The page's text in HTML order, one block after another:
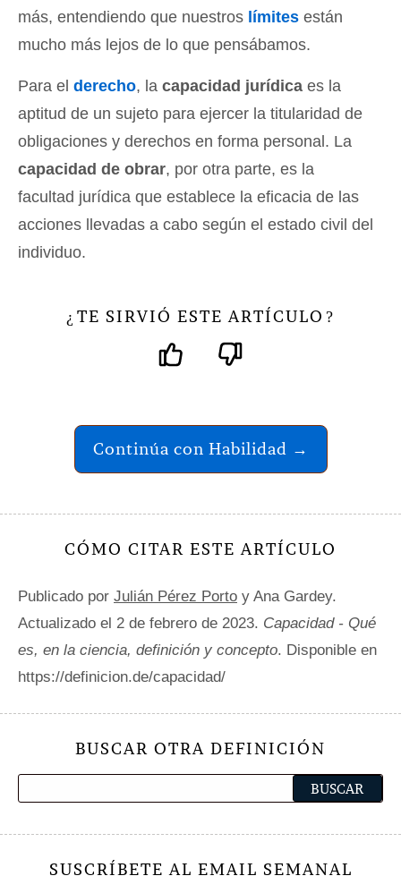
más, entendiendo que nuestros límites están
mucho más lejos de lo que pensábamos.
Para el derecho, la capacidad jurídica es la
aptitud de un sujeto para ejercer la titularidad de
obligaciones y derechos en forma personal. La
capacidad de obrar, por otra parte, es la
facultad jurídica que establece la eficacia de las
acciones llevadas a cabo según el estado civil del
individuo.
¿ TE SIRVIÓ ESTE ARTÍCULO ?
Continúa con Habilidad →
CÓMO CITAR ESTE ARTÍCULO
Publicado por Julián Pérez Porto y Ana Gardey.
Actualizado el 2 de febrero de 2023. Capacidad - Qué
es, en la ciencia, definición y concepto. Disponible en
https://definicion.de/capacidad/
BUSCAR OTRA DEFINICIÓN
SUSCRÍBETE AL EMAIL SEMANAL